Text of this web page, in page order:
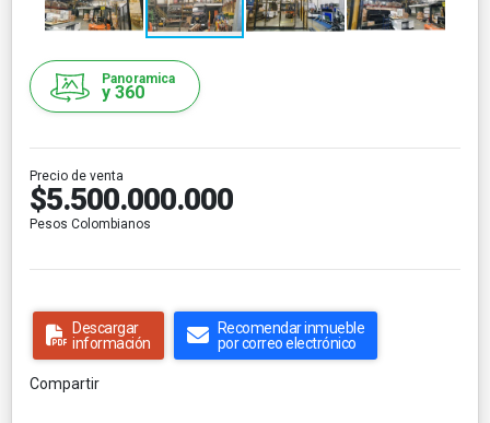
Panoramica
y 360
Precio de venta
$5.500.000.000
Pesos Colombianos
Descargar
información
Recomendar inmueble
por correo electrónico
Compartir